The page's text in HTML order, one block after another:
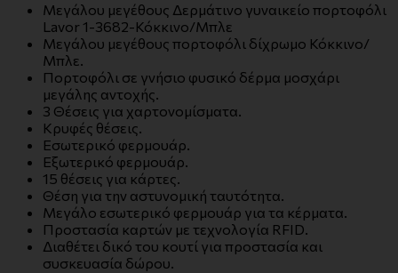
Μεγάλου μεγέθους Δερμάτινο γυναικείο πορτοφόλι
Lavor 1-3682-Κόκκινο/Μπλε
Μεγάλου μεγέθους πορτοφόλι δίχρωμο Κόκκινο/
Μπλε.
Πορτοφόλι σε γνήσιο φυσικό δέρμα μοσχάρι
μεγάλης αντοχής.
3 Θέσεις για χαρτονομίσματα.
Κρυφές θέσεις.
Εσωτερικό φερμουάρ.
Εξωτερικό φερμουάρ.
15 θέσεις για κάρτες.
Θέση για την αστυνομική ταυτότητα.
Μεγάλο εσωτερικό φερμουάρ για τα κέρματα.
Προστασία καρτών με τεχνολογία RFID.
Διαθέτει δικό του κουτί για προστασία και
συσκευασία δώρου.